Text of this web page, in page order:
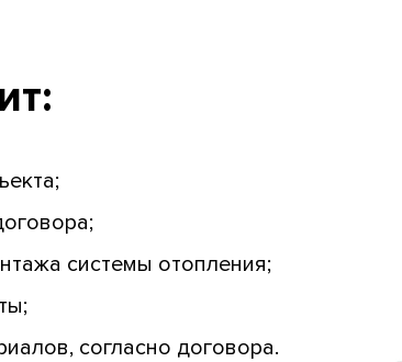
системы отопления;
согласно договора.